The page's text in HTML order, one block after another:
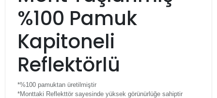
%100 Pamuk
Kapitoneli
Reflektörlü
*%100 pamuktan üretilmiştir
*Monttaki Reflekttör sayesinde yüksek görünürlüğe sahiptir